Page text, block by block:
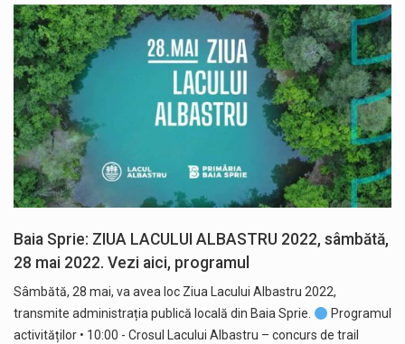
Baia Sprie: ZIUA LACULUI ALBASTRU 2022, sâmbătă,
28 mai 2022. Vezi aici, programul
Sâmbătă, 28 mai, va avea loc Ziua Lacului Albastru 2022,
transmite administrația publică locală din Baia Sprie.
Programul
activităților • 10:00 - Crosul Lacului Albastru – concurs de trail